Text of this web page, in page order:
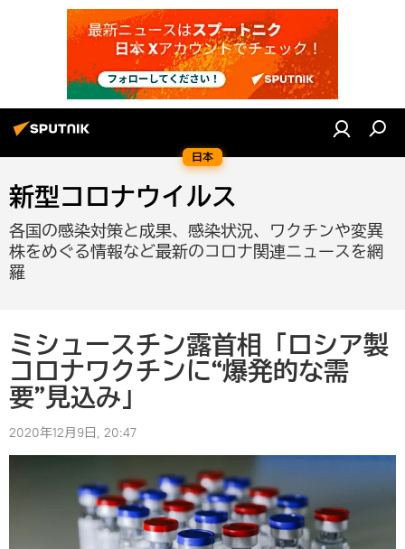
日本
新型コロナウイルス
各国の感染対策と成果、感染状況、ワクチンや変異
株をめぐる情報など最新のコロナ関連ニュースを網
羅
ミシュースチン露首相「ロシア製
コロナワクチンに“爆発的な需
要”見込み」
2020年12月9日, 20:47